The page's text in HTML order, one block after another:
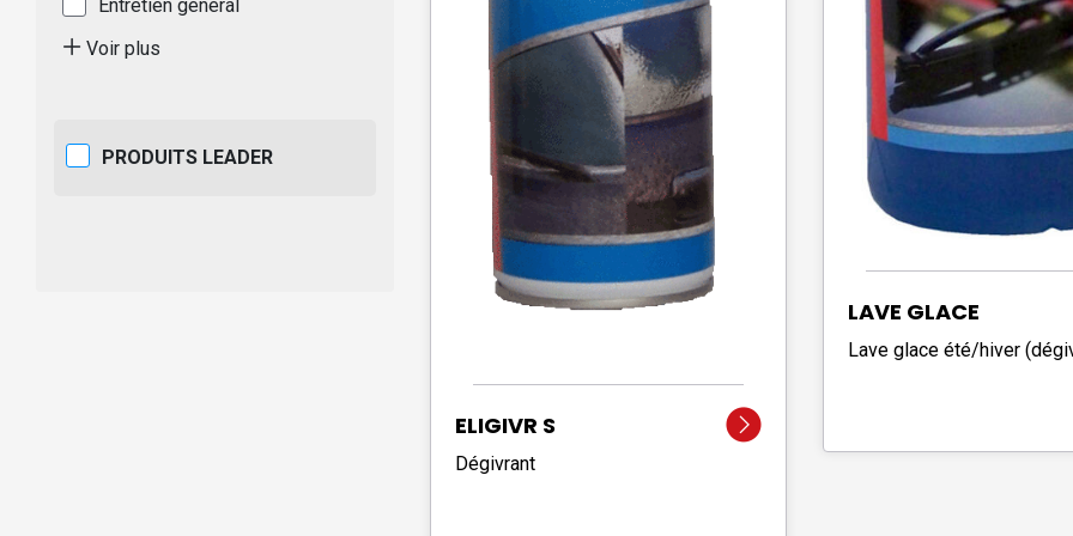
Entretien général
Voir plus
PRODUITS LEADER
ELIGIVR S
Dégivrant
LAVE GLACE
CONCENTRE
Lave glace été/hiver